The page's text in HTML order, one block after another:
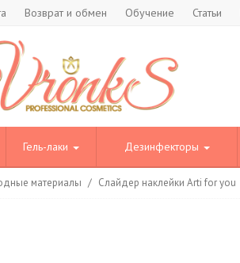
Возврат и обмен Обучение Статьи
Гель-лаки Дезинфекторы
материалы / Слайдер наклейки Arti for you